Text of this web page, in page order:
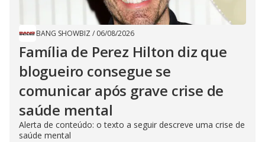
BANG SHOWBIZ / 06/08/2026
Família de Perez Hilton diz que
blogueiro consegue se
comunicar após grave crise de
saúde mental
Alerta de conteúdo: o texto a seguir descreve uma crise de
saúde mental